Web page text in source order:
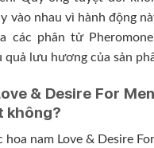
vào nhau vì hành động
các phân tử
quả lưu hương của sản
& Desire For
không?
hoa nam Love & Desire